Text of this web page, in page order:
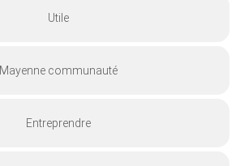
Utile
Mayenne communauté
Entreprendre